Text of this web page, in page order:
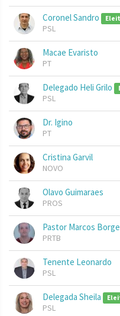
Coronel Sandro
PSL
Macae Evaristo
PT
Delegado Heli Grilo
PSL
Dr. Igino
PT
Cristina Garvil
NOVO
Olavo Guimaraes
PROS
Pastor Marcos
PRTB
Tenente Leonardo
PSL
Delegada Sheila
PSL